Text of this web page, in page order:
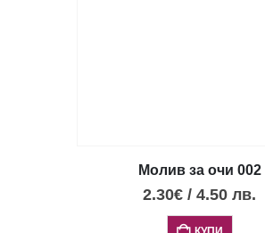
Молив за очи 002
2.30€ / 4.50 лв.